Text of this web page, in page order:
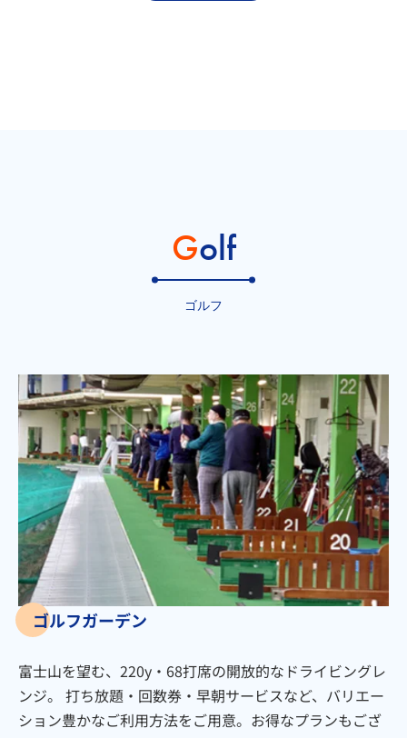
Golf
ゴルフ
ゴルフガーデン
富士山を望む、220y・68打席の開放的なドライビングレ
ンジ。 打ち放題・回数券・早朝サービスなど、バリエー
ション豊かなご利用方法をご用意。お得なプランもござ